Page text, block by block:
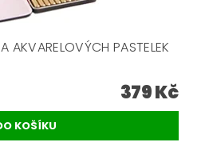
AKVARELOVÝCH PASTELEK
379 Kč